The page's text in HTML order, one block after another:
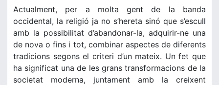
Actualment, per a molta gent de la banda
occidental, la religió ja no s’hereta sinó que s’escull
amb la possibilitat d’abandonar-la, adquirir-ne una
de nova o fins i tot, combinar aspectes de diferents
tradicions segons el criteri d’un mateix. Un fet que
ha significat una de les grans transformacions de la
societat moderna, juntament amb la creixent